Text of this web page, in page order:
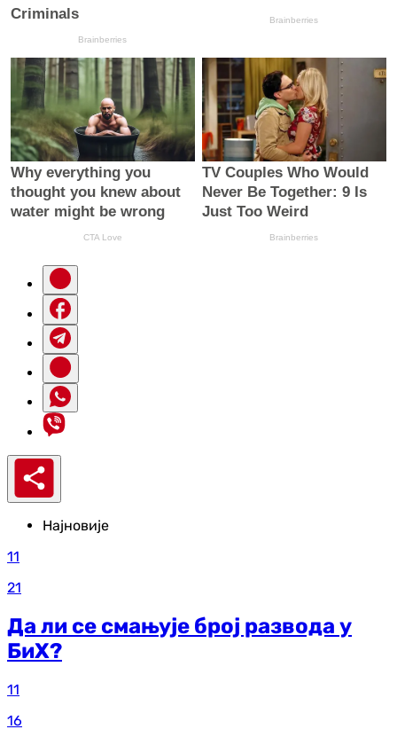
Најновије
11
21
Да ли се смањује број развода у
БиХ?
11
16